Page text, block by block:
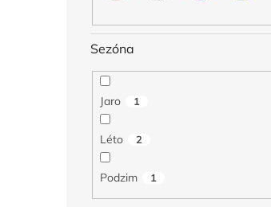
Sezóna
Jaro 1
Léto 2
Podzim 1